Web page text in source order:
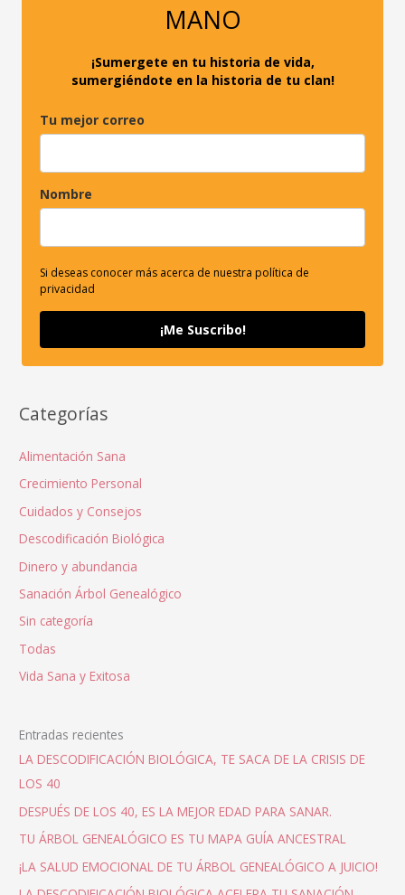
MANO
¡Sumergete en tu historia de vida,
sumergiéndote en la historia de tu clan!
Tu mejor correo
Nombre
Si deseas conocer más acerca de nuestra política de
privacidad
¡Me Suscribo!
Categorías
Alimentación Sana
Crecimiento Personal
Cuidados y Consejos
Descodificación Biológica
Dinero y abundancia
Sanación Árbol Genealógico
Sin categoría
Todas
Vida Sana y Exitosa
Entradas recientes
LA DESCODIFICACIÓN BIOLÓGICA, TE SACA DE LA CRISIS DE
LOS 40
DESPUÉS DE LOS 40, ES LA MEJOR EDAD PARA SANAR.
TU ÁRBOL GENEALÓGICO ES TU MAPA GUÍA ANCESTRAL
¡LA SALUD EMOCIONAL DE TU ÁRBOL GENEALÓGICO A JUICIO!